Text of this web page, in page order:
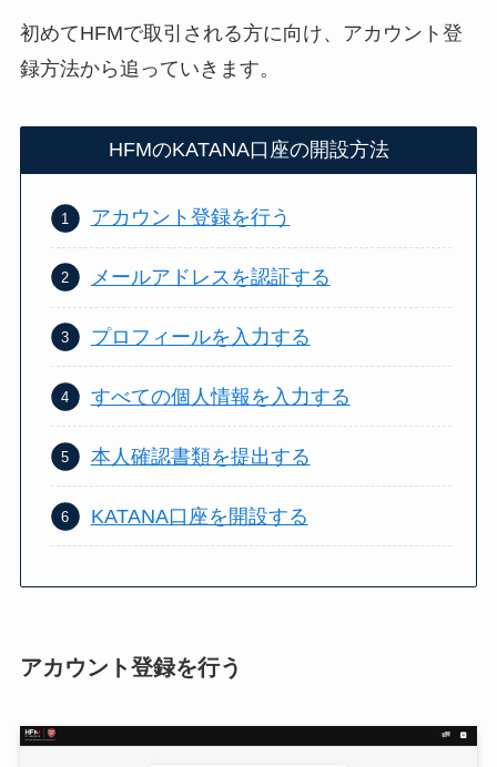
初めてHFMで取引される方に向け、アカウント登
録方法から追っていきます。
HFMのKATANA口座の開設方法
アカウント登録を行う
メールアドレスを認証する
プロフィールを入力する
すべての個人情報を入力する
本人確認書類を提出する
KATANA口座を開設する
アカウント登録を行う